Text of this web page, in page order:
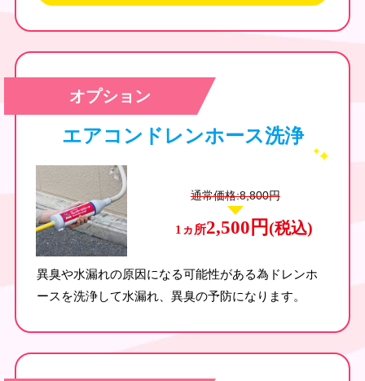
オプション
エアコンドレンホース洗浄
通常価格:8,800円
1ヵ所2,500円(税込)
異臭や水漏れの原因になる可能性がある為ドレンホ
ースを洗浄して水漏れ、異臭の予防になります。